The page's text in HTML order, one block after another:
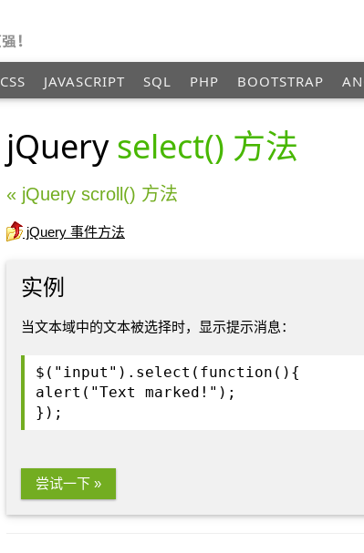
CSS JAVASCRIPT SQL PHP BOOTSTRAP
jQueryselect() 方法
« jQuery scroll() 方法
jQuery 事件方法
实例
当文本域中的文本被选择时，显示提示消息：
$("input").select(function(){
alert("Text marked!");
});
尝试一下 »